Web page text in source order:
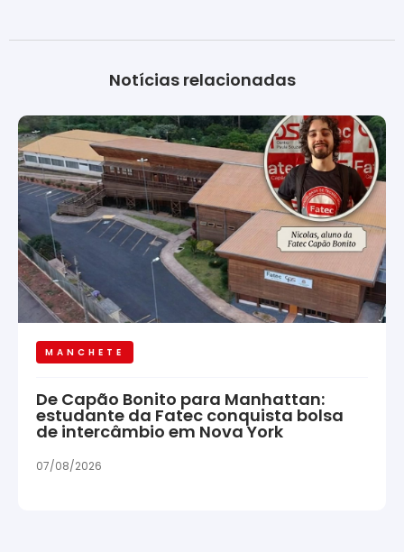
Notícias relacionadas
MANCHETE
De Capão Bonito para Manhattan:
estudante da Fatec conquista bolsa
de intercâmbio em Nova York
07/08/2026